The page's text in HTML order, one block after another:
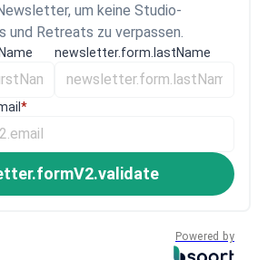
um keine Studio-
und Retreats zu verpassen.
newsletter.form.lastName
*
Powered by